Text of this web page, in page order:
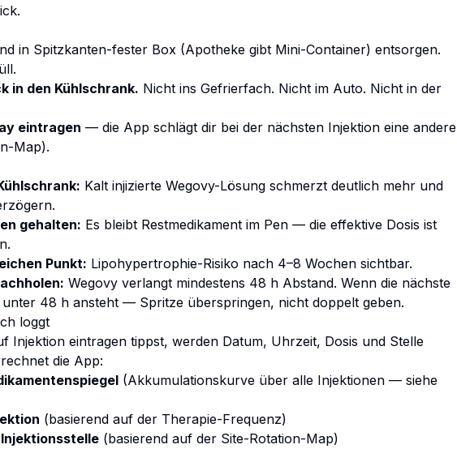
in Spitzkanten-fester Box (Apotheke gibt Mini-Container) entsorgen.
in den Kühlschrank. Nicht ins Gefrierfach. Nicht im Auto. Nicht in der
eintragen — die App schlägt dir bei der nächsten Injektion eine andere
Map).
Kalt injizierte Wegovy-Lösung schmerzt deutlich mehr und
gehalten: Es bleibt Restmedikament im Pen — die effektive Dosis ist
Punkt: Lipohypertrophie-Risiko nach 4–8 Wochen sichtbar.
Wegovy verlangt mindestens 48 h Abstand. Wenn die nächste
unter 48 h ansteht — Spritze überspringen, nicht doppelt geben.
loggt
Injektion eintragen tippst, werden Datum, Uhrzeit, Dosis und Stelle
die App:
(Akkumulationskurve über alle Injektionen — siehe
(basierend auf der Therapie-Frequenz)
(basierend auf der Site-Rotation-Map)